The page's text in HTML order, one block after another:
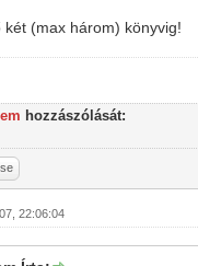
két (max három) könyvig!
hozzászólását:
22:06:04